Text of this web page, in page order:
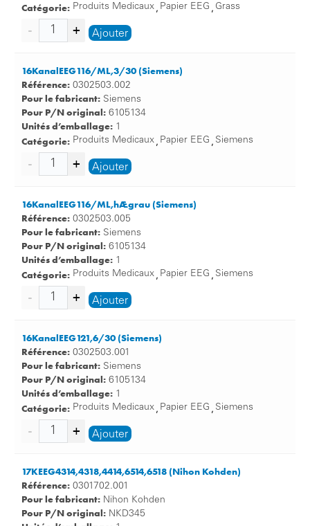
Catégorie: Produits Medicaux , Papier EEG , Grass
Ajouter
16KanalEEG116/ML,3/30 (Siemens)
Référence: 0302503.002
Pour le fabricant: Siemens
Pour P/N original: 6105134
Unités d’emballage: 1
Catégorie: Produits Medicaux , Papier EEG , Siemens
Ajouter
16KanalEEG116/ML,hÆgrau (Siemens)
Référence: 0302503.005
Pour le fabricant: Siemens
Pour P/N original: 6105134
Unités d’emballage: 1
Catégorie: Produits Medicaux , Papier EEG , Siemens
Ajouter
16KanalEEG121,6/30 (Siemens)
Référence: 0302503.001
Pour le fabricant: Siemens
Pour P/N original: 6105134
Unités d’emballage: 1
Catégorie: Produits Medicaux , Papier EEG , Siemens
Ajouter
17KEEG4314,4318,4414,6514,6518 (Nihon Kohden)
Référence: 0301702.001
Pour le fabricant: Nihon Kohden
Pour P/N original: NKD345